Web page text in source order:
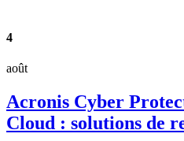
4
août
Acronis Cyber
Cloud : solutions de